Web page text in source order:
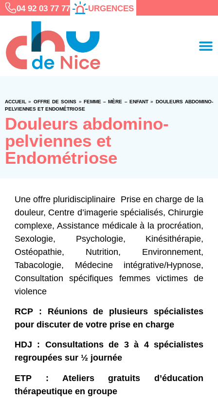
04 92 03 77 77 URGENCES
ACCUEIL » OFFRE DE SOINS » FEMME – MÈRE – ENFANT » DOULEURS ABDOMINO-
PELVIENNES ET ENDOMÉTRIOSE
Douleurs abdomino-
pelviennes et
Endométriose
Une offre pluridisciplinaire Prise en charge de la
douleur, Centre d’imagerie spécialisés, Chirurgie
complexe, Assistance médicale à la procréation,
Sexologie, Psychologie, Kinésithérapie,
Ostéopathie, Nutrition, Environnement,
Tabacologie, Médecine intégrative/Hypnose,
Consultation spécifiques femmes victimes de
violence
RCP : Réunions de plusieurs spécialistes
pour discuter de votre prise en charge
HDJ : Consultations de 3 à 4 spécialistes
regroupées sur ½ journée
ETP : Ateliers gratuits d’éducation
thérapeutique en groupe